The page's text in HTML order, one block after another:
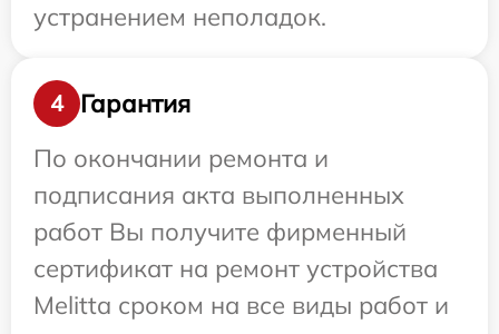
устранением неполадок.
4
Гарантия
По окончании ремонта и
подписания акта выполненных
работ Вы получите фирменный
сертификат на ремонт устройства
Melitta сроком на все виды работ и